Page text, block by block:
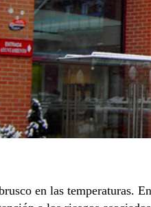
en las temperaturas.